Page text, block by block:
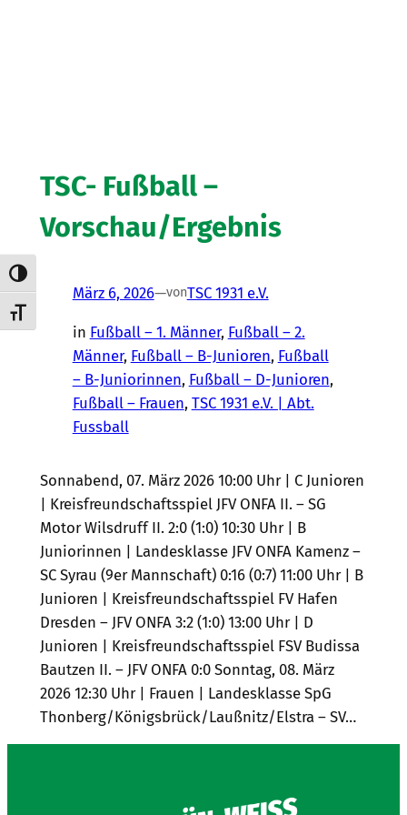
Umschalten auf hohe Kontraste
Schrift vergrößern
TSC- Fußball –
Vorschau/Ergebnis
März 6, 2026—vonTSC 1931 e.V.
in Fußball – 1. Männer, Fußball – 2.
Männer, Fußball – B-Junioren, Fußball
– B-Juniorinnen, Fußball – D-Junioren ,
Fußball – Frauen, TSC 1931 e.V. | Abt.
Fussball
Sonnabend, 07. März 2026 10:00 Uhr | C Junioren
| Kreisfreundschaftsspiel JFV ONFA II. – SG
Motor Wilsdruff II. 2:0 (1:0) 10:30 Uhr | B
Juniorinnen | Landesklasse JFV ONFA Kamenz –
SC Syrau (9er Mannschaft) 0:16 (0:7) 11:00 Uhr | B
Junioren | Kreisfreundschaftsspiel FV Hafen
Dresden – JFV ONFA 3:2 (1:0) 13:00 Uhr | D
Junioren | Kreisfreundschaftsspiel FSV Budissa
Bautzen II. – JFV ONFA 0:0 Sonntag, 08. März
2026 12:30 Uhr | Frauen | Landesklasse SpG
Thonberg/Königsbrück/Laußnitz/Elstra – SV…